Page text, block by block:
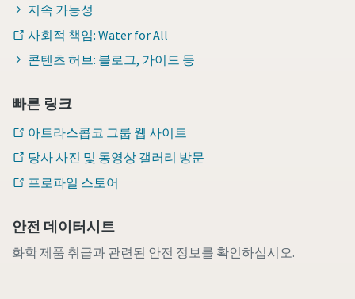
지속 가능성
사회적 책임: Water for All
콘텐츠 허브: 블로그, 가이드 등
빠른 링크
아트라스콥코 그룹 웹 사이트
당사 사진 및 동영상 갤러리 방문
프로파일 스토어
안전 데이터시트
화학 제품 취급과 관련된 안전 정보를 확인하십시오.